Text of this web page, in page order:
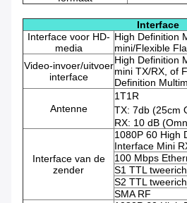
Interface
Interface voor HD-
media
High Definition
mini/Flexible
Video-invoer/uitvoer
interface
High Definition
mini TX/RX, of
Definition
Antenne
1T1R
TX: 7db (25cm
RX: 10 dB
Interface van de
zender
1080P 60 High
Interface Mini
100 Mbps
S1 TTL
S2 TTL
SMA RF